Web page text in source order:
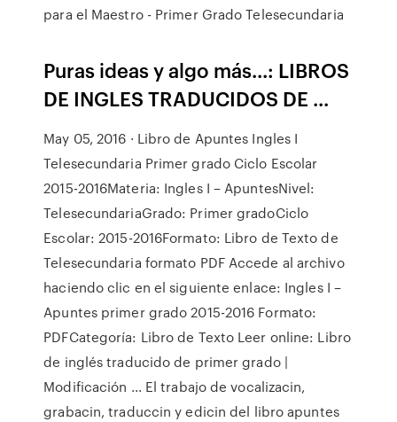
para el Maestro - Primer Grado Telesecundaria
Puras ideas y algo más...: LIBROS
DE INGLES TRADUCIDOS DE ...
May 05, 2016 · Libro de Apuntes Ingles I
Telesecundaria Primer grado Ciclo Escolar
2015-2016Materia: Ingles I – ApuntesNivel:
TelesecundariaGrado: Primer gradoCiclo
Escolar: 2015-2016Formato: Libro de Texto de
Telesecundaria formato PDF Accede al archivo
haciendo clic en el siguiente enlace: Ingles I –
Apuntes primer grado 2015-2016 Formato:
PDFCategoría: Libro de Texto Leer online: Libro
de inglés traducido de primer grado |
Modificación ... El trabajo de vocalizacin,
grabacin, traduccin y edicin del libro apuntes